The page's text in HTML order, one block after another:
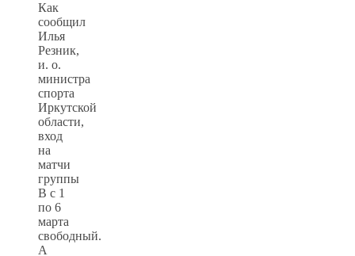
Как
сообщил
Илья
Резник,
и. о.
министра
спорта
Иркутской
области,
вход
на
матчи
группы
В с 1
по 6
марта
свободный.
А